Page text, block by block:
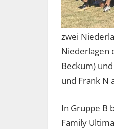
zwei
Niederlagen
Beckum)
und Frank N
In Gruppe B
Family